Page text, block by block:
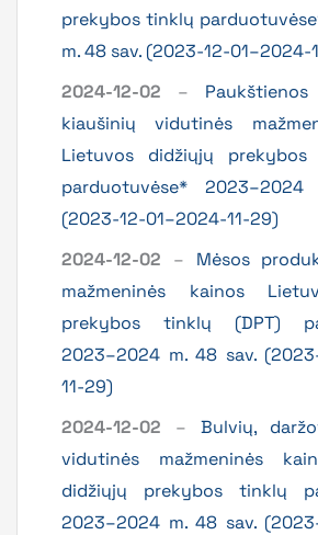
prekybos tinklų
m. 48 sav. (2023-12-01–2024-
2024-12-02 –
kiaušinių vidutinės
Lietuvos didžiųjų prekybos
parduotuvėse*
(2023-12-01–2024-11-29)
2024-12-02 – Mėsos
mažmeninės kainos
prekybos tinklų (DPT)
2023–2024 m. 48 sav.
11-29)
2024-12-02 – Bulvių,
vidutinės mažmeninės
didžiųjų prekybos tinklų
2023–2024 m. 48 sav.